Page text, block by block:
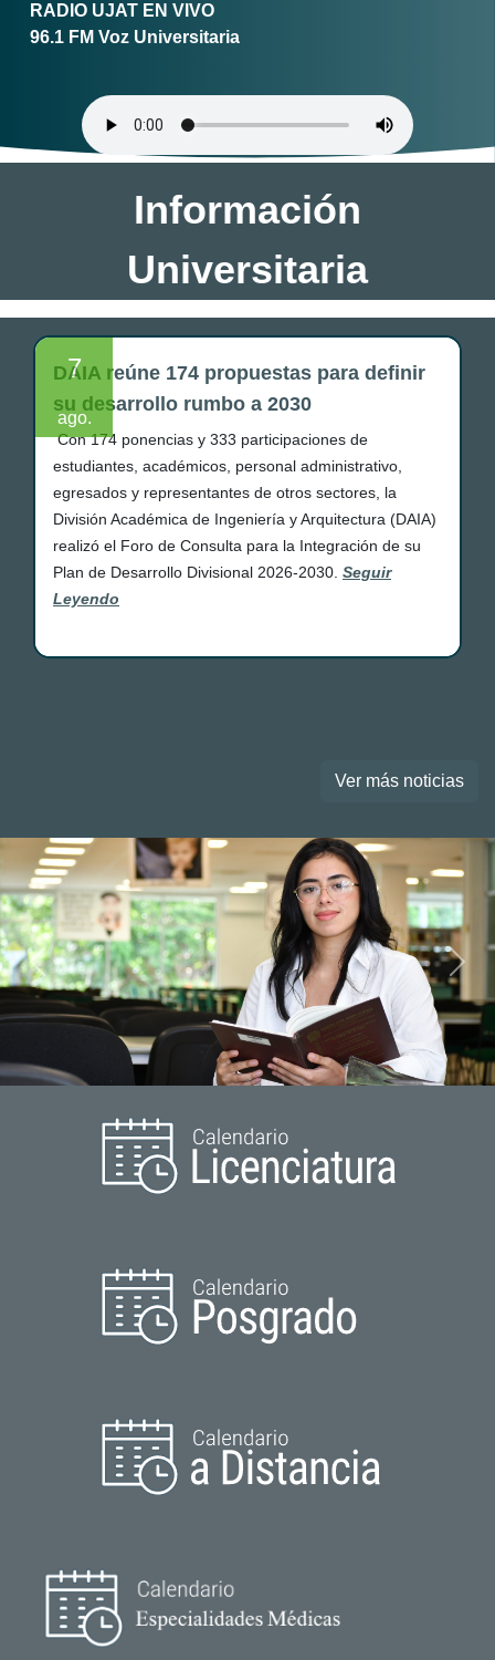
RADIO UJAT EN VIVO
96.1 FM Voz Universitaria
Información
Universitaria
7
ago.
DAIA reúne 174 propuestas para definir
su desarrollo rumbo a 2030
Con 174 ponencias y 333 participaciones de
estudiantes, académicos, personal administrativo,
egresados y representantes de otros sectores, la
División Académica de Ingeniería y Arquitectura (DAIA)
realizó el Foro de Consulta para la Integración de su
Plan de Desarrollo Divisional 2026-2030. Seguir
Leyendo
Ver más noticias
Previous Next